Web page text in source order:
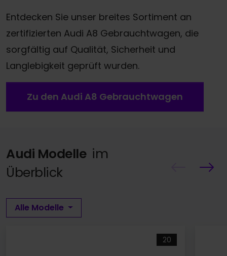
Entdecken Sie unser breites Sortiment an
zertifizierten Audi A8 Gebrauchtwagen, die
sorgfältig auf Qualität, Sicherheit und
Langlebigkeit geprüft wurden.
Zu den Audi A8 Gebrauchtwagen
Audi Modelle im
Überblick
Alle Modelle
20